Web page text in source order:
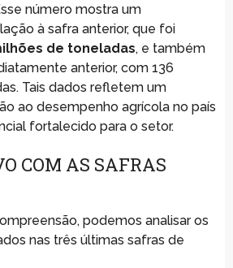
número mostra um
à safra anterior, que foi
de toneladas, e também
anterior, com 136
Tais dados refletem um
ao desempenho agrícola no país
fortalecido para o setor.
COM AS SAFRAS
podemos analisar os
nas três últimas safras de